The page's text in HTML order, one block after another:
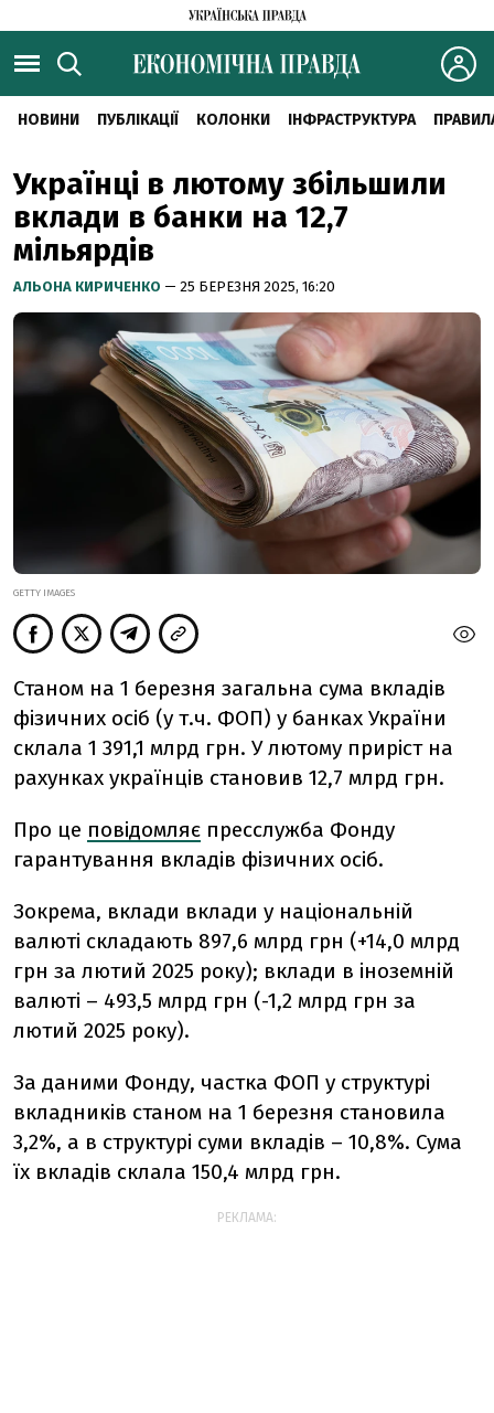
НОВИНИ ПУБЛІКАЦІЇ КОЛОНКИ ІНФРАСТРУКТУРА
Українці в лютому збільшили
вклади в банки на 12,7
мільярдів
АЛЬОНА КИРИЧЕНКО — 25 БЕРЕЗНЯ 2025, 16:20
GETTY IMAGES
Станом на 1 березня загальна сума вкладів
фізичних осіб (у т.ч. ФОП) у банках України
склала 1 391,1 млрд грн. У лютому приріст на
рахунках українців становив 12,7 млрд грн.
Про це повідомляє пресслужба Фонду
гарантування вкладів фізичних осіб.
Зокрема, вклади вклади у національній
валюті складають 897,6 млрд грн (+14,0 млрд
грн за лютий 2025 року); вклади в іноземній
валюті – 493,5 млрд грн (-1,2 млрд грн за
лютий 2025 року).
За даними Фонду, частка ФОП у структурі
вкладників станом на 1 березня становила
3,2%, а в структурі суми вкладів – 10,8%. Сума
їх вкладів склала 150,4 млрд грн.
РЕКЛАМА: